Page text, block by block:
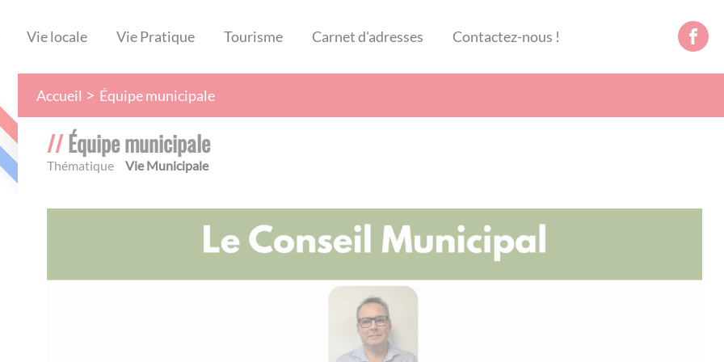
Vie locale Vie Pratique Tourisme Carnet d'adresses Contactez-nous !
Accueil Équipe municipale
Équipe municipale
Thématique Vie Municipale